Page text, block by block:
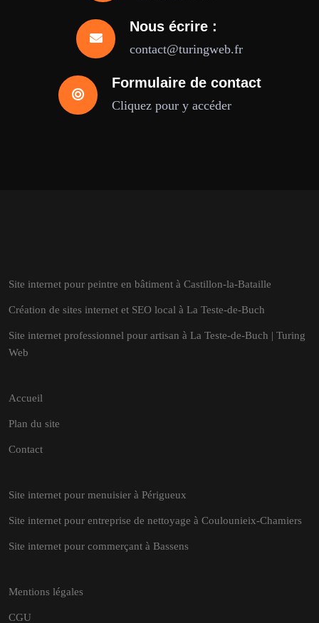
Nous écrire :
contact@turingweb.fr
Formulaire de contact
Cliquez pour y accéder
Site internet pour peintre en bâtiment à Castillon-la-Bataille
Création de sites internet et SEO local à La Teste-de-Buch
Site internet professionnel pour artisan à La Teste-de-Buch | Turing
Web
Accueil
Plan du site
Contact
Site internet pour menuisier à Périgueux
Site internet pour entreprise de nettoyage à Coulounieix-Chamiers
Site internet pour commerçant à Bassens
Mentions légales
CGU